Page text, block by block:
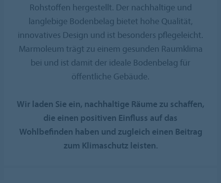
Rohstoffen hergestellt. Der nachhaltige und
langlebige Bodenbelag bietet hohe Qualität,
innovatives Design und ist besonders pflegeleicht.
Marmoleum trägt zu einem gesunden Raumklima
bei und ist damit der ideale Bodenbelag für
öffentliche Gebäude.
Wir laden Sie ein, nachhaltige Räume zu schaffen,
die einen positiven Einfluss auf das
Wohlbefinden haben und zugleich einen Beitrag
zum Klimaschutz leisten.